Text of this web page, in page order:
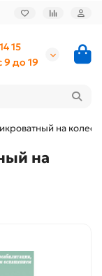
15
9 до 19
на
на